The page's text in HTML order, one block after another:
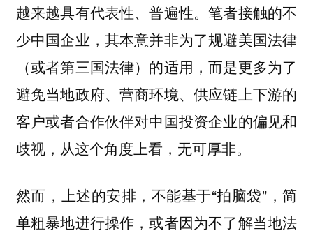
越来越具有代表性、普遍性。笔者接触的不
少中国企业，其本意并非为了规避美国法律
（或者第三国法律）的适用，而是更多为了
避免当地政府、营商环境、供应链上下游的
客户或者合作伙伴对中国投资企业的偏见和
歧视，从这个角度上看，无可厚非。
然而，上述的安排，不能基于“拍脑袋”，简
单粗暴地进行操作，或者因为不了解当地法